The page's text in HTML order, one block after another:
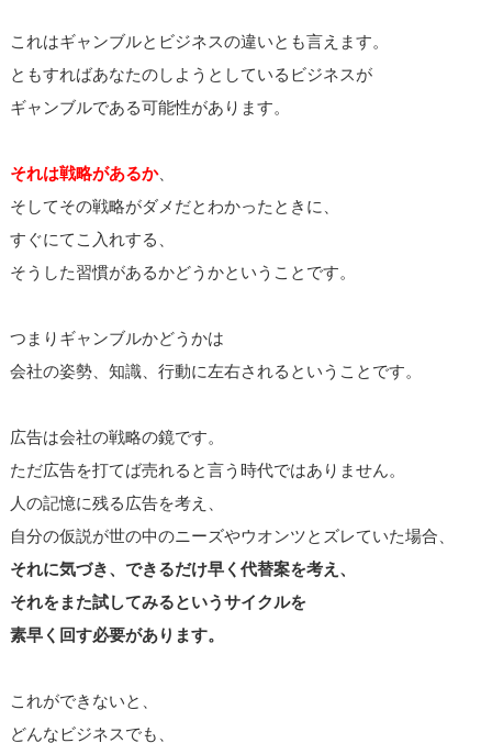
これはギャンブルとビジネスの違いとも言えます。
ともすればあなたのしようとしているビジネスが
ギャンブルである可能性があります。
それは戦略があるか、
そしてその戦略がダメだとわかったときに、
すぐにてこ入れする、
そうした習慣があるかどうかということです。
つまりギャンブルかどうかは
会社の姿勢、知識、行動に左右されるということです。
広告は会社の戦略の鏡です。
ただ広告を打てば売れると言う時代ではありません。
人の記憶に残る広告を考え、
自分の仮説が世の中のニーズやウオンツとズレていた場合、
それに気づき、できるだけ早く代替案を考え、
それをまた試してみるというサイクルを
素早く回す必要があります。
これができないと、
どんなビジネスでも、